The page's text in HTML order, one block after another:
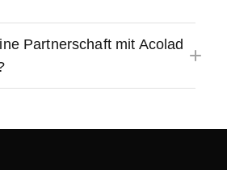
Partnerschaft mit Acolad